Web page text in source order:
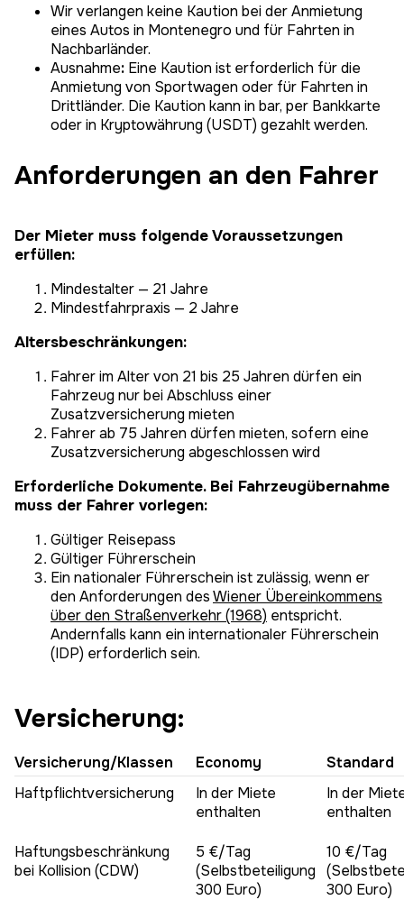
Wir verlangen keine Kaution bei der Anmietung
eines Autos in Montenegro und für Fahrten in
Nachbarländer.
Ausnahme: Eine Kaution ist erforderlich für die
Anmietung von Sportwagen oder für Fahrten in
Drittländer. Die Kaution kann in bar, per Bankkarte
oder in Kryptowährung (USDT) gezahlt werden.
Anforderungen an den Fahrer
Der Mieter muss folgende Voraussetzungen
erfüllen:
Mindestalter — 21 Jahre
Mindestfahrpraxis — 2 Jahre
Altersbeschränkungen:
Fahrer im Alter von 21 bis 25 Jahren dürfen ein
Fahrzeug nur bei Abschluss einer
Zusatzversicherung mieten
Fahrer ab 75 Jahren dürfen mieten, sofern eine
Zusatzversicherung abgeschlossen wird
Erforderliche Dokumente. Bei Fahrzeugübernahme
muss der Fahrer vorlegen:
Gültiger Reisepass
Gültiger Führerschein
Ein nationaler Führerschein ist zulässig, wenn er
den Anforderungen desWiener Übereinkommens
über den Straßenverkehr (1968) entspricht.
Andernfalls kann ein internationaler Führerschein
(IDP) erforderlich sein.
Versicherung:
Versicherung/Klassen Economy
Standard
Haftpflichtversicherung
In der Miete
enthalten
In der
enthalten
Haftungsbeschränkung
bei Kollision (CDW)
5 €/Tag
(Selbstbeteiligung
300 Euro)
10 €/Tag
300 Euro)